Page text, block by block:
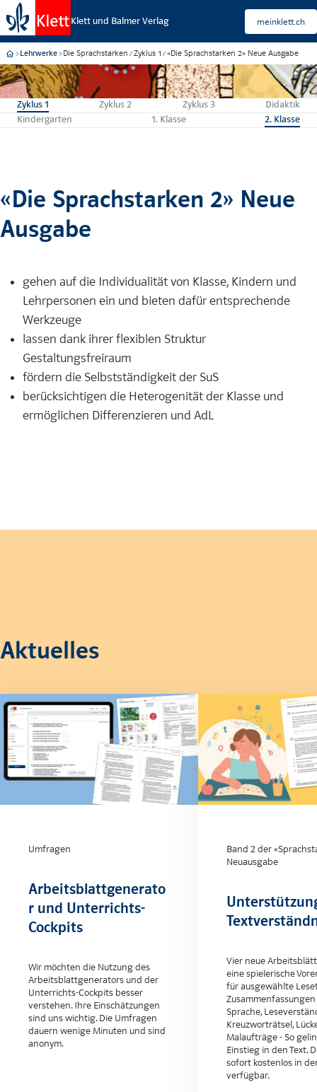
Klett und Balmer Verlag meinklett.ch
Lehrwerke Die Sprachstarken Zyklus 1 «Die Sprachstarken 2» Neue Ausgabe
Zyklus 1 Zyklus 2 Zyklus 3
Didaktik
Kindergarten
1. Klasse 2. Klasse
«Die Sprachstarken 2» Neue
Ausgabe
gehen auf die Individualität von Klasse, Kindern und
Lehrpersonen ein und bieten dafür entsprechende
Werkzeuge
lassen dank ihrer flexiblen Struktur
Gestaltungsfreiraum
fördern die Selbstständigkeit der SuS
berücksichtigen die Heterogenität der Klasse und
ermöglichen Differenzieren und AdL
Aktuelles
Umfragen
Arbeitsblattgenerato
r und Unterrichts-
Cockpits
Wir möchten die Nutzung des
Arbeitsblattgenerators und der
Unterrichts-Cockpits besser
verstehen. Ihre Einschätzungen
sind uns wichtig. Die Umfragen
dauern wenige Minuten und sind
anonym.
Band 2 der
Neuausgabe
Vier neue
eine spielerische
für ausgewählte
Sprache,
Kreuzworträtsel,
Malaufträge - So
Einstieg in den Text.
sofort kostenlos in
verfügbar.